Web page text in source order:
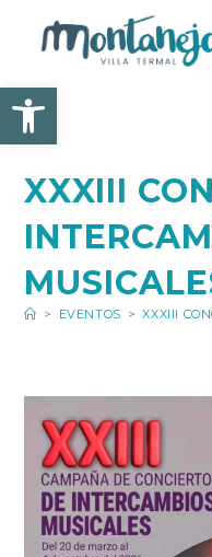
Abrir barra
XXXIII
> EVENTOS > XXXIII